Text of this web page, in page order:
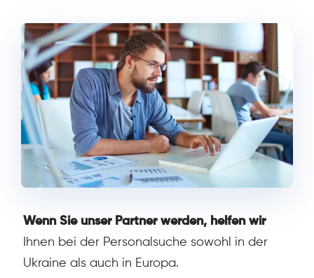
Wenn Sie unser Partner werden, helfen wir
Ihnen bei der Personalsuche sowohl in der
Ukraine als auch in Europa.